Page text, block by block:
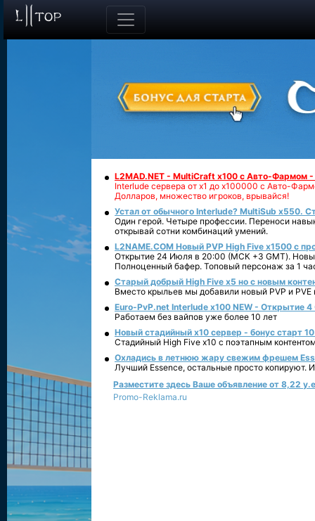
L2MAD.NET - MultiCraft x100 с Авто-Фармом
Interlude сервера от х1 до х100000 с Авто-
Долларов, множество игроков, врывайся!
Устал от обычного Interlude? MultiSub x550.
Один герой. Четыре профессии. Переноси
открывай сотни комбинаций умений.
L2NAME.COM Новый PVP High Five x1500 с
Открытие 24 Июля в 20:00 (МСК +3 GMT).
Полноценный бафер. Топовый персонаж за 1
Старый добрый High Five x5 но с новым
Вместо крыльев мы добавили новый PVP и PVE
Euro-PvP.net Interlude х100 NEW - Открытие 4
Работаем без вайпов уже более 10 лет
Новый стадийный х10 сервер - бонус старт
Стадийный High Five x10 с поэтапным
Охладись в летнюю жару свежим фрешем
Лучший Essence, остальные просто копируют.
Разместите здесь Ваше объявление от 8,22
Promo-Reklama.ru